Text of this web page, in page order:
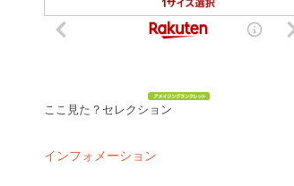
ここ見た？セレクション
インフォメーション